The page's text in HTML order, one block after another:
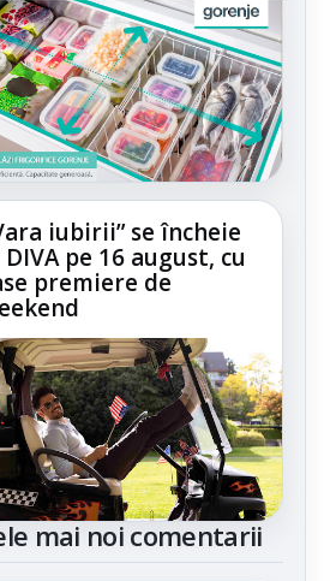
iubirii” se încheie
DIVA pe 16 august, cu
premiere de
mai noi comentarii